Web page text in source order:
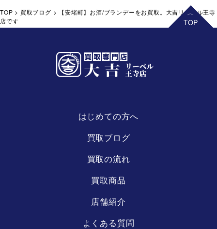
TOP > 買取ブログ >
【安堵町】お酒/ブランデーをお買取。大吉リーベル王寺
店です
リーベル
王寺店
はじめての方へ
買取ブログ
買取の流れ
買取商品
店舗紹介
よくある質問